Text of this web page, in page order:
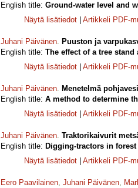
English title: Ground-water level and
Näytä lisätiedot
Artikkeli PDF-
Juhani Päivänen. Puuston ja
English title: The effect of a tree
Näytä lisätiedot
Artikkeli PDF-
Juhani Päivänen. Menetelmä
English title: A method to determine
Näytä lisätiedot
Artikkeli PDF-
Juhani Päivänen. Traktorikaivurit
English title: Digging-tractors in forest
Näytä lisätiedot
Artikkeli PDF-
Eero Paavilainen, Juhani Päivänen,